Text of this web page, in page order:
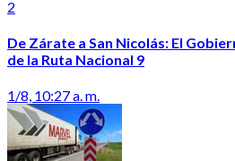
2
De Zárate a San Nicolás: El
de la Ruta Nacional 9
1/8, 10:27 a. m.